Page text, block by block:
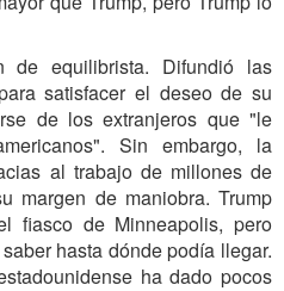
de equilibrista. Difundió las
satisfacer el deseo de su
de los extranjeros que "le
Sin embargo, la
al trabajo de millones de
margen de maniobra. Trump
fiasco de Minneapolis, pero
hasta dónde podía llegar.
ha dado pocos